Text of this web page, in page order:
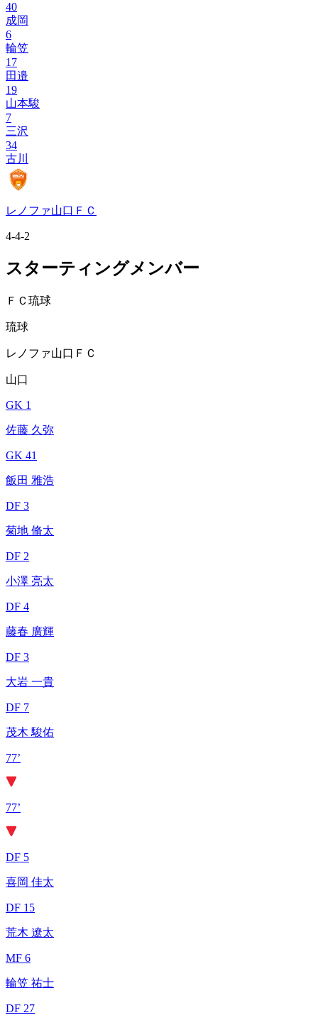
40
成岡
6
輪笠
17
田邉
19
山本駿
7
三沢
34
古川
レノファ山口ＦＣ
4-4-2
スターティングメンバー
ＦＣ琉球
琉球
レノファ山口ＦＣ
山口
GK 1
佐藤 久弥
GK 41
飯田 雅浩
DF 3
菊地 脩太
DF 2
小澤 亮太
DF 4
藤春 廣輝
DF 3
大岩 一貴
DF 7
茂木 駿佑
77’
77’
DF 5
喜岡 佳太
DF 15
荒木 遼太
MF 6
輪笠 祐士
DF 27